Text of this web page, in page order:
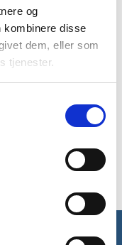
og
kombinere disse
dem, eller som
tjenester.
INFORMATION
lækre Keynote
inde, så du ikke bliver
en optimal